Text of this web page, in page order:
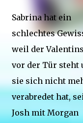
Sabrina hat ein
schlechtes
weil der
vor der Tür steht
sie sich nicht
verabredet hat,
Josh mit Morgan